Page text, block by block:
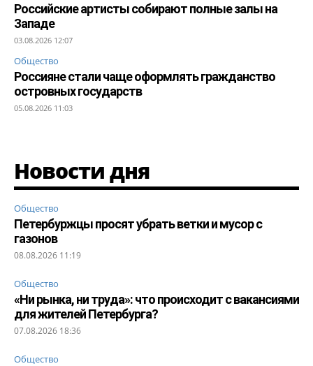
Российские артисты собирают полные залы на
Западе
03.08.2026 12:07
Общество
Россияне стали чаще оформлять гражданство
островных государств
05.08.2026 11:03
Новости дня
Общество
Петербуржцы просят убрать ветки и мусор с
газонов
08.08.2026 11:19
Общество
«Ни рынка, ни труда»: что происходит с вакансиями
для жителей Петербурга?
07.08.2026 18:36
Общество